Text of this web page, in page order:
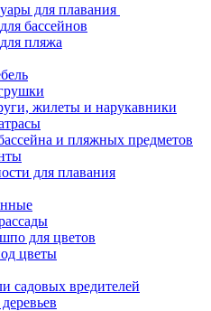
для плавания
бассейнов
пляжа
жилеты и нарукавники
и пляжных предметов
для плавания
для цветов
цветы
садовых вредителей